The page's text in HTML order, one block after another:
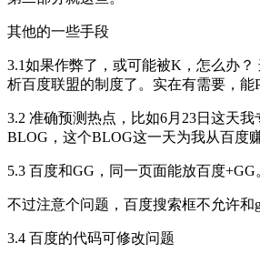
其他的一些手段
3.1如果作弊了，或可能被K，怎么办？
析百度联盟的制度了。实在有需要，能
3.2 准确预测热点，比如6月23日这天我
BLOG，这个BLOG这一天为我从百度
5.3 百度和GG，同一页面能放百度+GG
不过注意个问题，百度搜索框不允许和
3.4 百度的代码可修改问题